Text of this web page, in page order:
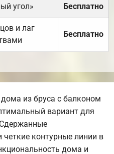
угол» Бесплатно
и лаг
Бесплатно
из бруса с балконом
вариант для
контурные линии в
дома и